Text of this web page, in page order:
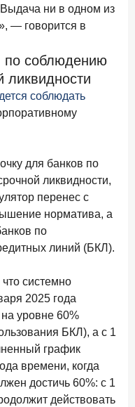
выдач кредитов
страховых
Как выбирают банк
ИССЛЕДОВАНИЕ
вкладов после
ипотечных банков
ни в одном из
— говорится в
по соблюдению
ликвидности
соблюдать
для банков по
ликвидности,
перенес с
норматива, а
по
линий (БКЛ).
системно
2025 года
уровне 60%
БКЛ), а с 1
график
времени, когда
достичь 60%: с 1
действовать